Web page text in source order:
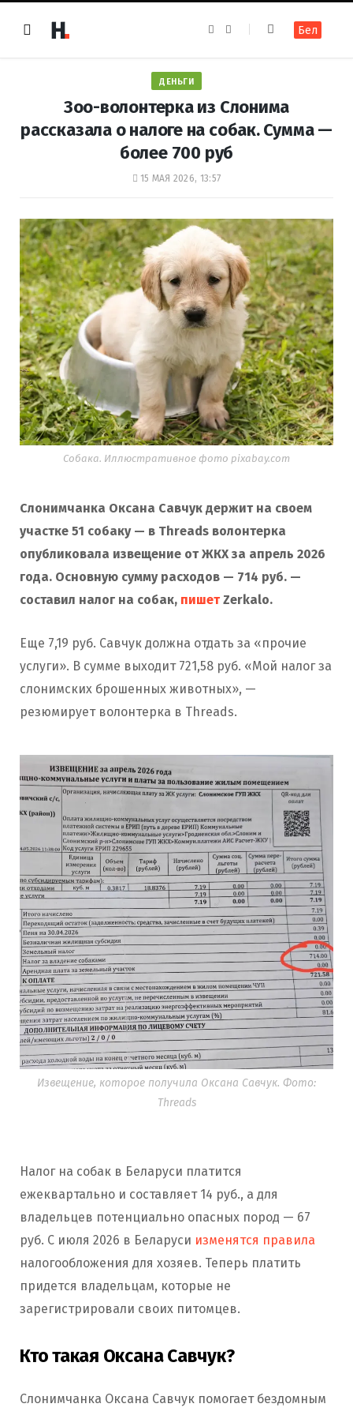
e
t
a
m
Бел
ДЕНЬГИ
Зоо-волонтерка из Слонима
рассказала о налоге на собак. Сумма —
более 700 руб
15 МАЯ 2026, 13:57
Собака. Иллюстративное фото pixabay.com
Слонимчанка Оксана Савчук держит на своем
участке 51 собаку — в Threads волонтерка
опубликовала извещение от ЖКХ за апрель 2026
года. Основную сумму расходов — 714 руб. —
составил налог на собак, пишетZerkalo.
Еще 7,19 руб. Савчук должна отдать за «прочие
услуги». В сумме выходит 721,58 руб. «Мой налог за
слонимских брошенных животных», —
резюмирует волонтерка в Threads.
Извещение, которое получила Оксана Савчук. Фото:
Threads
Налог на собак в Беларуси платится
ежеквартально и составляет 14 руб., а для
владельцев потенциально опасных пород — 67
руб. C июля 2026 в Беларуси изменятся правила
налогообложения для хозяев. Теперь платить
придется владельцам, которые не
зарегистрировали своих питомцев.
Кто такая Оксана Савчук?
Слонимчанка Оксана Савчук помогает бездомным